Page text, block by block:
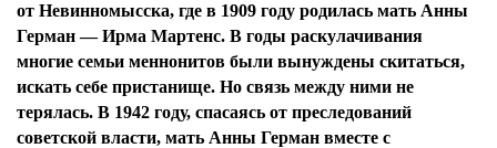
от Невинномысска, где в 1909 году родилась мать Анны
Герман — Ирма Мартенс. В годы раскулачивания
многие семьи меннонитов были вынуждены скитаться,
искать себе пристанище. Но связь между ними не
терялась. В 1942 году, спасаясь от преследований
советской власти, мать Анны Герман вместе с